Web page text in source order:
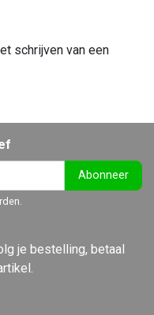
schrijven van een
Abonneer
je bestelling, betaal